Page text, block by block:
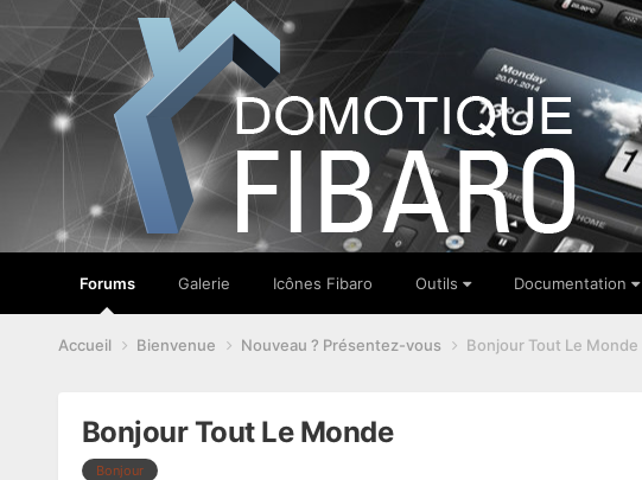
Forums Galerie Icônes Fibaro Outils Documentation
Accueil Bienvenue Nouveau ? Présentez-vous Bonjour Tout Le Monde
Bonjour Tout Le Monde
Bonjour